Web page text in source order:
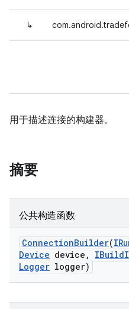
↳
用于描述连接的构建器。
摘要
公共构造函数
ConnectionBuilder(
Device device , IBuild
Logger logger)